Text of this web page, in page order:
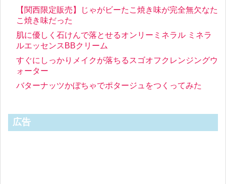
【関西限定販売】じゃがビーたこ焼き味が完全無欠なた
こ焼き味だった
肌に優しく石けんで落とせるオンリーミネラル ミネラ
ルエッセンスBBクリーム
すぐにしっかりメイクが落ちるスゴオフクレンジングウ
ォーター
バターナッツかぼちゃでポタージュをつくってみた
広告